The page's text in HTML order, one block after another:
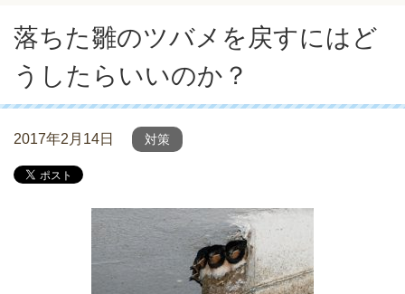
落ちた雛のツバメを戻すにはど
うしたらいいのか？
2017年2月14日 対策